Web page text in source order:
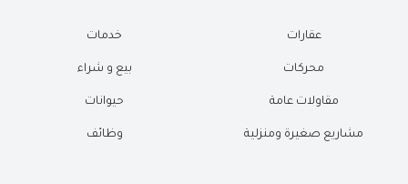
عقارات
محركات
مقاولات عامة
مشاريع صغيرة ومنزلية
خدمات
بيع و شراء
حيوانات
وظائف